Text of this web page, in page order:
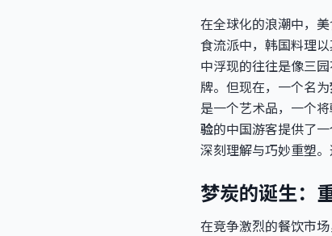
在全球化的浪潮中，
食流派中，韩国料理
中浮现的往往是像三
牌。但现在，一个名为
是一个艺术品，一个
验的中国游客提供了
深刻理解与巧妙重塑
梦炭的诞生：
在竞争激烈的餐饮市